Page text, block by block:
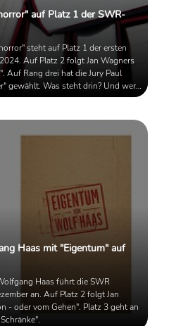
auf Platz 1 der SWR-
steht auf Platz 1 der ersten
Auf Platz 2 folgt Jan Wagners
Auf Rang drei hat die Jury Paul
gewählt. Was steht drin? Und wer
geschafft?
Haas mit "Eigentum" auf
Haas führt die SWR
an. Auf Platz 2 folgt Jan
- oder vom Gehen". Platz 3 geht an